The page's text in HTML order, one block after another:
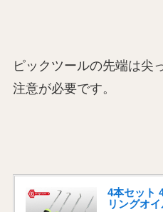
ピックツールの先端は尖
注意が必要です。
4本セット
リングオ